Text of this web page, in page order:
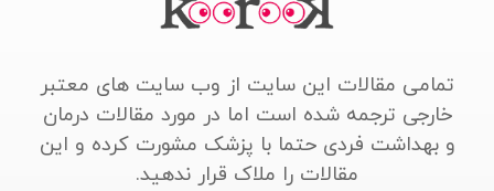
تمامی مقالات این سایت از وب سایت های معتبر
خارجی ترجمه شده است اما در مورد مقالات درمان
و بهداشت فردی حتما با پزشک مشورت کرده و این
مقالات را ملاک قرار ندهید.